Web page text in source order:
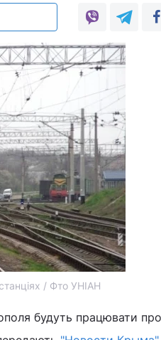
/ Фто УНІАН
будуть працювати